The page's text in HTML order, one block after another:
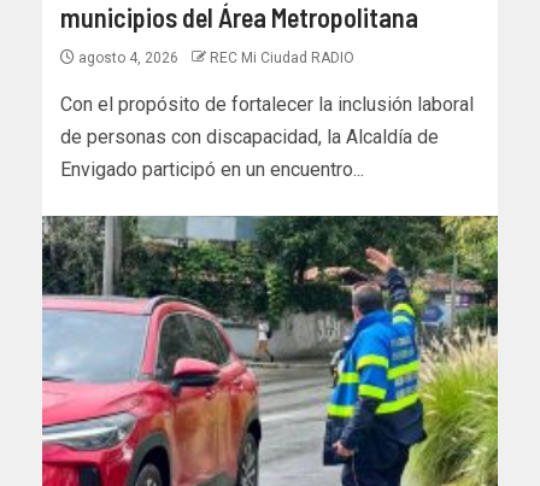
municipios del Área Metropolitana
agosto 4, 2026 REC Mi Ciudad RADIO
Con el propósito de fortalecer la inclusión laboral
de personas con discapacidad, la Alcaldía de
Envigado participó en un encuentro...